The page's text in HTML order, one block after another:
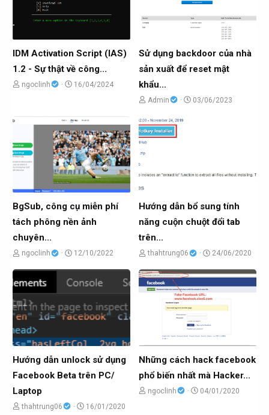
IDM Activation Script (IAS)
1.2 - Sự thật về công...
C
ề
t
o
b
ở
i
ngoclinh
N
y
g
ử
i
16/04/2024
Sử dụng backdoor của nhà
sản xuất để reset mật
khẩu...
C
ủ
t
o
b
ở
i
Admin
N
ử
03/06/2023
BgSub, công cụ miễn phí
tách phông nền ảnh
chuyên...
C
h
ủ
đ
ề
t
ạ
o
b
ở
i
ngoclinh
N
g
à
g
i
12/10/2022
Hướng dẫn bổ sung tính
năng cuộn chuột đổi tab
trên...
C
h
ủ
o
b
ở
thahtrung06
N
g
y
g
24/06/2020
Hướng dẫn unlock sử dụng
Facebook Beta trên PC/
Laptop
C
thahtrung06
N16/01/2020
Những cách hack facebook
phổ biến nhất mà Hacker...
C
ngoclinh
N
04/01/2020